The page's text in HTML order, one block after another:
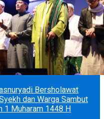
Bersholawat
dan Warga Sambut
1 Muharam 1448 H